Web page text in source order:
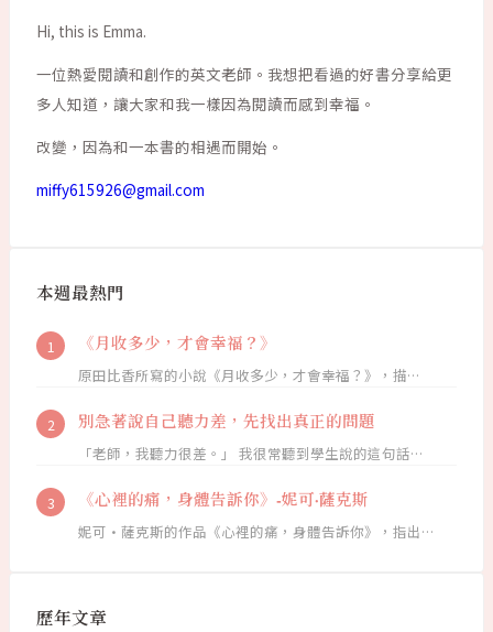
Hi, this is Emma.
一位熱愛閱讀和創作的英文老師。我想把看過的好書分享給更
多人知道，讓大家和我一樣因為閱讀而感到幸福。
改變，因為和一本書的相遇而開始。
miffy615926@gmail.com
本週最熱門
《月收多少，才會幸福？》
原田比香所寫的小說《月收多少，才會幸福？》，描…
別急著說自己聽力差，先找出真正的問題
「老師，我聽力很差。」 我很常聽到學生說的這句話…
《心裡的痛，身體告訴你》-妮可·薩克斯
妮可·薩克斯的作品《心裡的痛，身體告訴你》，指出…
歷年文章